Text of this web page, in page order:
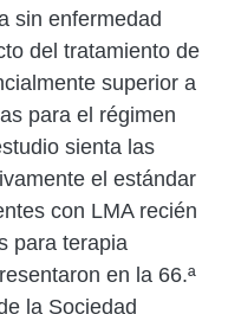
sin enfermedad
del tratamiento de
superior a
para el régimen
sienta las
el estándar
con LMA recién
para terapia
en la 66.ª
la Sociedad